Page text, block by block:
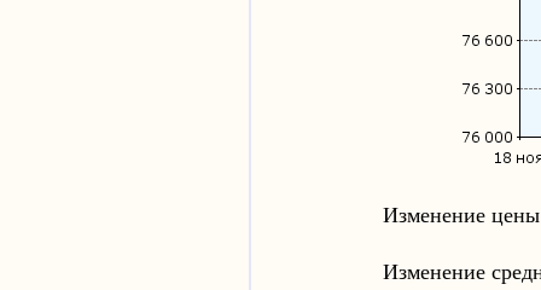
Изменение цены
Изменение